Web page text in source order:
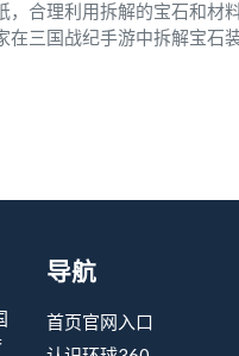
，合理利用拆解的宝石和材
三国战纪手游中拆解宝石
导航
首页官网入口